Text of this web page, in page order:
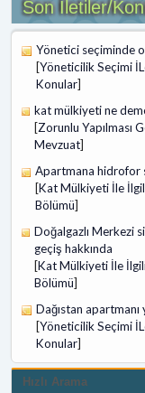
Son İletiler/
Yönetici seçiminde
[Yöneticilik Seçimi
Konular]
kat mülkiyeti ne
[Zorunlu Yapılması
Mevzuat]
Apartmana hidrofor
[Kat Mülkiyeti İle
Bölümü]
Doğalgazlı Merkezi
geçiş hakkında
[Kat Mülkiyeti İle
Bölümü]
Dağıstan
[Yöneticilik Seçimi
Konular]
Hızlı Arama